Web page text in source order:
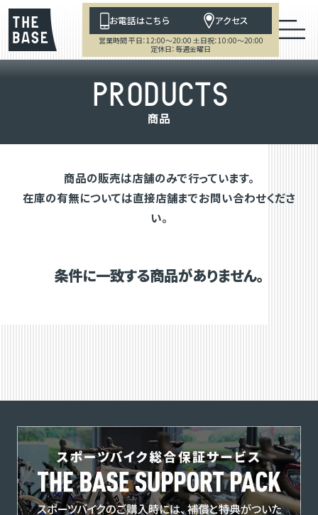
お電話はこちら アクセス
営業時間 平日：12:00～20:00 土日祝：10:00～20:00
定休日：毎週金曜日
PRODUCTS
商品
商品の販売は店舗のみで行っています。
在庫の有無については直接店舗までお問い合わせくださ
い。
条件に一致する商品がありません。